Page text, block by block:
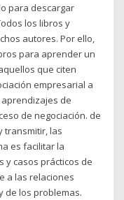
para descargar
los libros y
autores. Por ello,
para aprender un
que citen
empresarial a
de
de negociación. de
transmitir, las
es facilitar la
y casos prácticos de
a las relaciones
de los problemas.